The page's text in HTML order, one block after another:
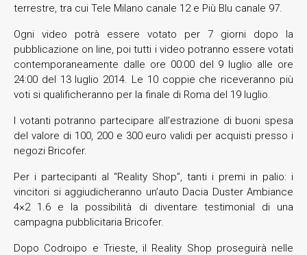
terrestre, tra cui Tele Milano canale 12 e Più Blu canale 97.
Ogni video potrà essere votato per 7 giorni dopo la
pubblicazione on line, poi tutti i video potranno essere votati
contemporaneamente dalle ore 00:00 del 9 luglio alle ore
24:00 del 13 luglio 2014. Le 10 coppie che riceveranno più
voti si qualificheranno per la finale di Roma del 19 luglio.
I votanti potranno partecipare all’estrazione di buoni spesa
del valore di 100, 200 e 300 euro validi per acquisti presso i
negozi Bricofer.
Per i partecipanti al “Reality Shop”, tanti i premi in palio: i
vincitori si aggiudicheranno un’auto Dacia Duster Ambiance
4×2 1.6 e la possibilità di diventare testimonial di una
campagna pubblicitaria Bricofer.
Dopo Codroipo e Trieste, il Reality Shop proseguirà nelle